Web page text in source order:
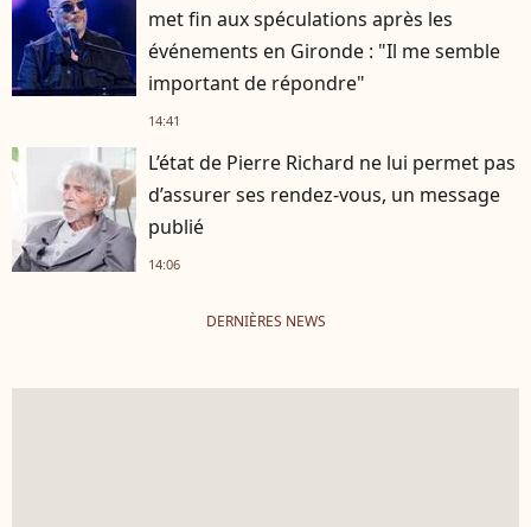
met fin aux spéculations après les
événements en Gironde : "Il me semble
important de répondre"
14:41
L’état de Pierre Richard ne lui permet pas
d’assurer ses rendez-vous, un message
publié
14:06
DERNIÈRES NEWS